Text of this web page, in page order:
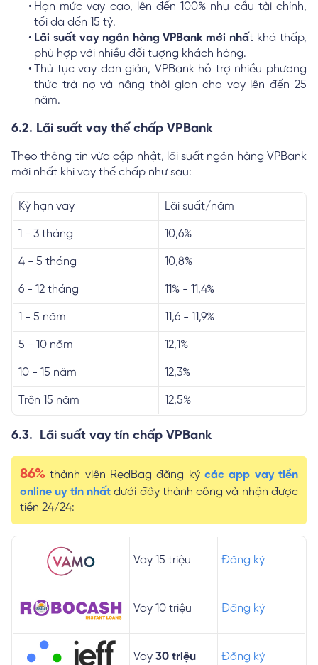
Hạn mức vay cao, lên đến 100% nhu cầu tài chính,
tối đa đến 15 tỷ.
Lãi suất vay ngân hàng VPBank mới nhất khá thấp,
phù hợp với nhiều đối tượng khách hàng.
Thủ tục vay đơn giản, VPBank hỗ trợ nhiều phương
thức trả nợ và nâng thời gian cho vay lên đến 25
năm.
6.2. Lãi suất vay thế chấp VPBank
Theo thông tin vừa cập nhật, lãi suất ngân hàng VPBank
mới nhất khi vay thế chấp như sau:
Kỳ hạn vay Lãi suất/năm
1 - 3 tháng 10,6%
4 - 5 tháng 10,8%
6 - 12 tháng 11% - 11,4%
1 - 5 năm 11,6 - 11,9%
5 - 10 năm 12,1%
10 - 15 năm 12,3%
Trên 15 năm 12,5%
6.3. Lãi suất vay tín chấp VPBank
86% thành viên RedBag đăng ký các app vay tiền
online uy tín nhấtdưới đây thành công và nhận được
tiền 24/24:
Vay 15 triệu Đăng ký
Vay 10 triệu Đăng ký
Vay 30 triệu Đăng ký